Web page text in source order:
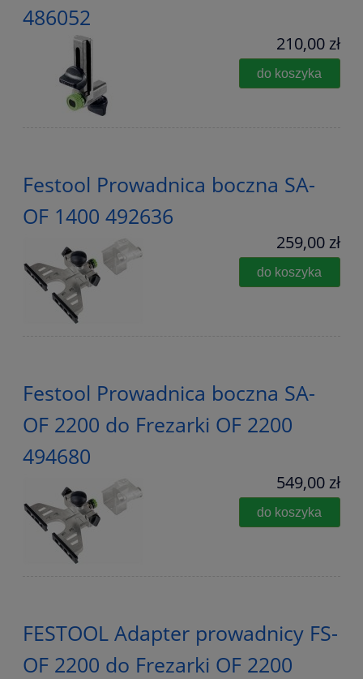
486052
210,00 zł
do koszyka
Festool Prowadnica boczna SA-
OF 1400 492636
259,00 zł
do koszyka
Festool Prowadnica boczna SA-
OF 2200 do Frezarki OF 2200
494680
549,00 zł
do koszyka
FESTOOL Adapter prowadnicy FS-
OF 2200 do Frezarki OF 2200